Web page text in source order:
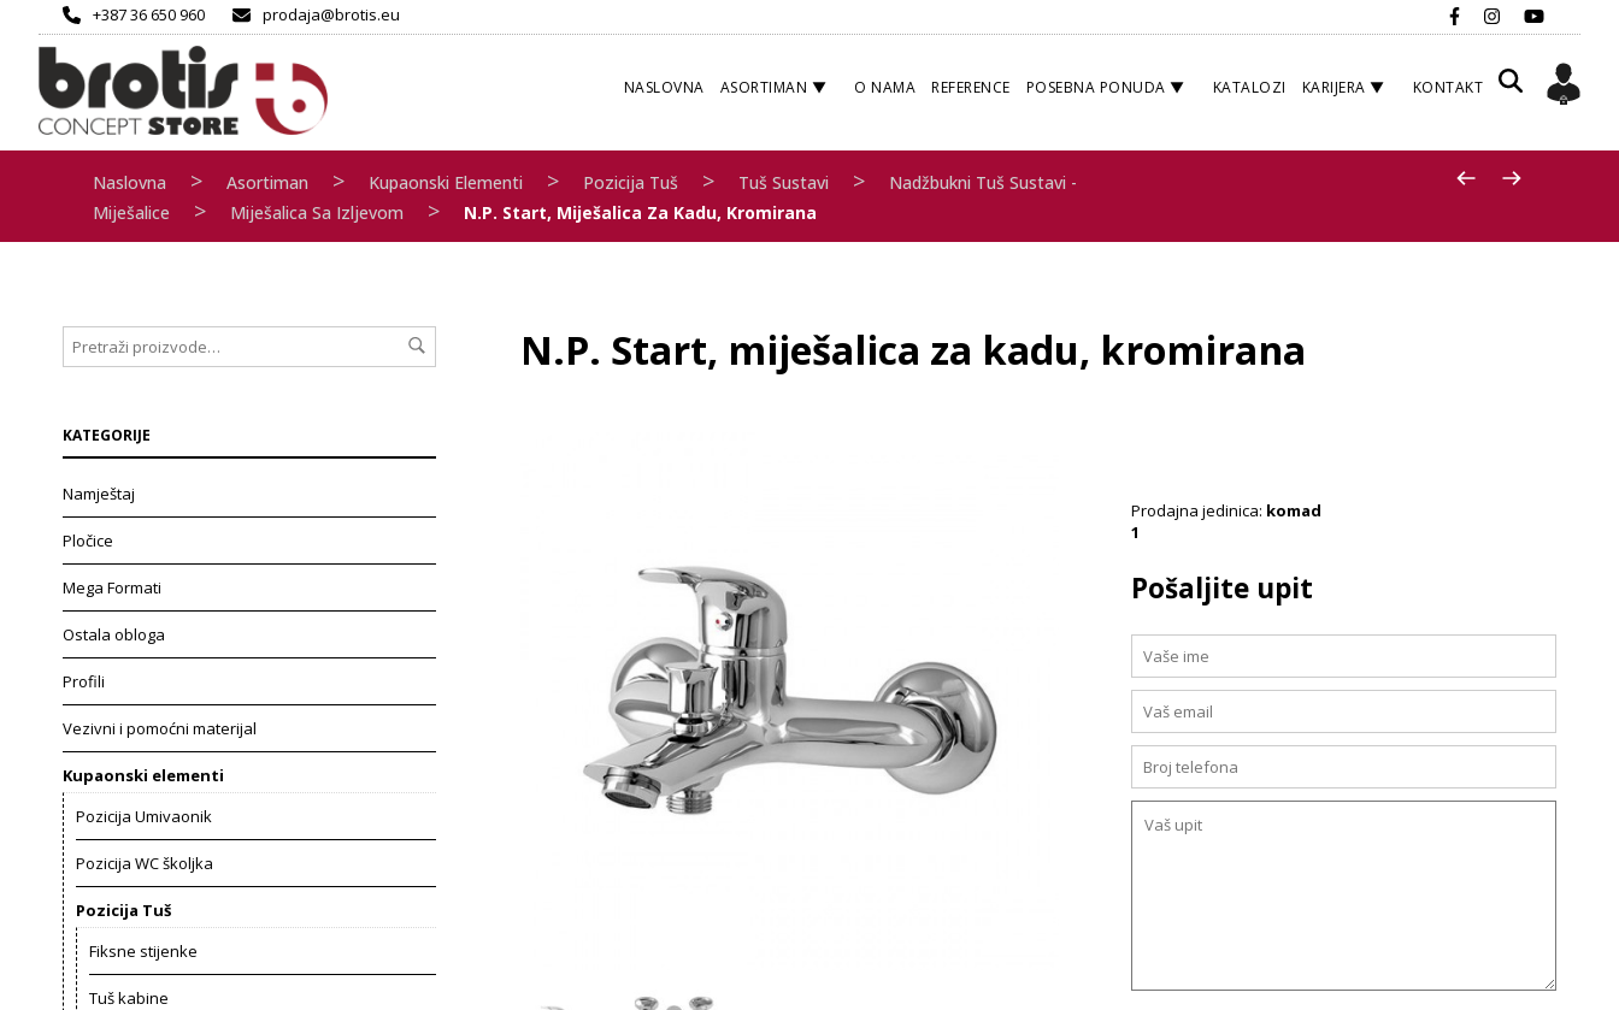
+387 36 650 960 prodaja@brotis.eu
NASLOVNA ASORTIMAN O NAMA REFERENCE POSEBNA PONUDA KATALOZI KARIJERA KONTAKT
Naslovna > Asortiman > Kupaonski Elementi > Pozicija Tuš > Tuš Sustavi >
Nadžbukni Tuš Sustavi -
Miješalice
> Miješalica Sa Izljevom > N.P. Start, Miješalica Za Kadu, Kromirana
N.P. Start, miješalica za kadu, kromirana
Prodajna jedinica: komad
1
Pošaljite upit
KATEGORIJE
Namještaj
Pločice
Mega Formati
Ostala obloga
Profili
Vezivni i pomoćni materijal
Kupaonski elementi
Pozicija Umivaonik
Pozicija WC školjka
Pozicija Tuš
Fiksne stijenke
Tuš kabine